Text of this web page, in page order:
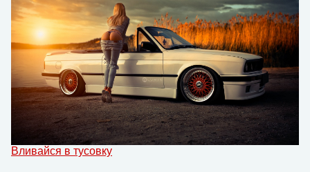
Вливайся в тусовку